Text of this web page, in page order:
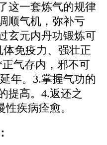
这一套炼气的规律
顺气机，弥补亏
玄元内丹功锻炼可
免疫力、强壮正
气存内，邪不可
年。3.掌握气功的
提高。4.返还之
疾病痊愈。